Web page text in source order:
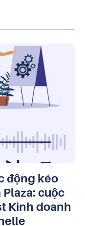
động kéo
cuộc
Kinh doanh